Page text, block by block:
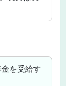
を受給す